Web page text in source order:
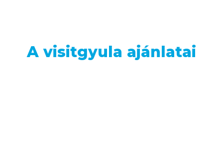
A visitgyula ajánlatai